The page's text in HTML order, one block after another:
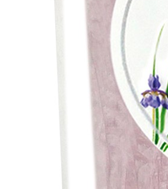
keine Produkte im Warenkorb.